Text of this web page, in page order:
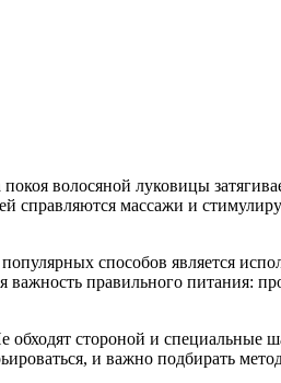
волосяной луковицы
справляются массажи и
способов является
правильного питания:
стороной и специальные
и важно подбирать